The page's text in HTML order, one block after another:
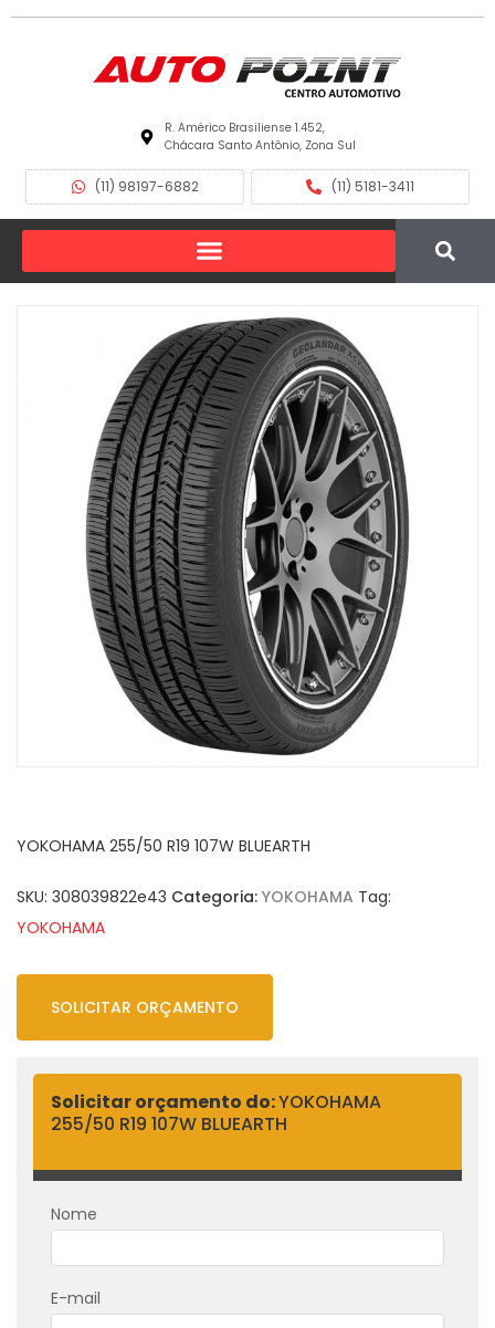
R. Américo Brasiliense 1.452,
Chácara Santo Antônio, Zona Sul
(11) 98197-6882 (11) 5181-3411
YOKOHAMA 255/50 R19 107W BLUEARTH
SKU: 308039822e43 Categoria: YOKOHAMA Tag:
YOKOHAMA
SOLICITAR ORÇAMENTO
Solicitar orçamento do:YOKOHAMA
255/50 R19 107W BLUEARTH
Nome
E-mail